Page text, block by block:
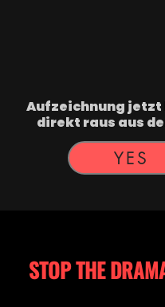
Aufzeichnung jetzt
direkt raus aus
YES
STOP THE